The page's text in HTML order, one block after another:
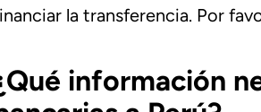
la transferencia. Por
información